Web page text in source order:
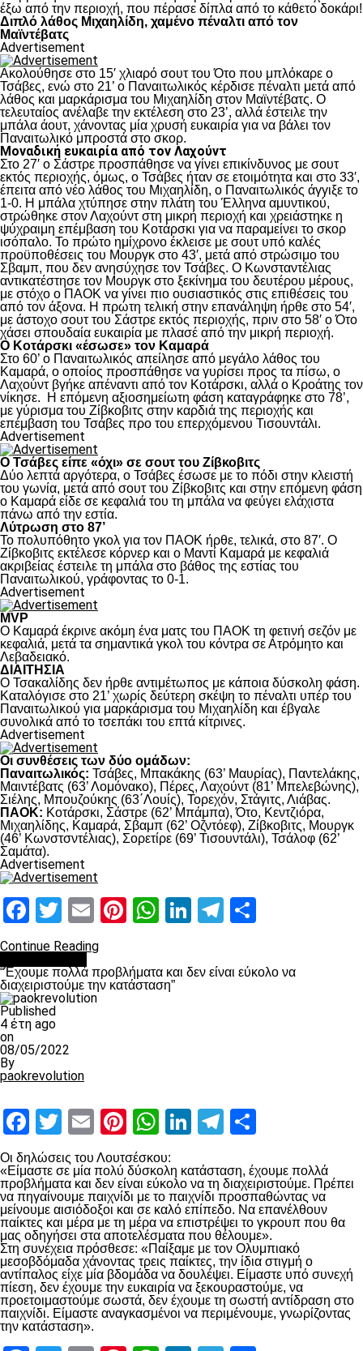
έξω από την περιοχή, που πέρασε δίπλα από το κάθετο δοκάρι!
Διπλό λάθος Μιχαηλίδη, χαμένο πέναλτι από τον
Μαϊντέβατς
Advertisement
Ακολούθησε στο 15′ χλιαρό σουτ του Ότο που μπλόκαρε ο
Τσάβες, ενώ στο 21’ ο Παναιτωλικός κέρδισε πέναλτι μετά από
λάθος και μαρκάρισμα του Μιχαηλίδη στον Μαϊντέβατς. Ο
τελευταίος ανέλαβε την εκτέλεση στο 23’, αλλά έστειλε την
μπάλα άουτ, χάνοντας μία χρυσή ευκαιρία για να βάλει τον
Παναιτωλικό μπροστά στο σκορ.
Μοναδική ευκαιρία από τον Λαχούντ
Στο 27′ ο Σάστρε προσπάθησε να γίνει επικίνδυνος με σουτ
εκτός περιοχής, όμως, ο Τσάβες ήταν σε ετοιμότητα και στο 33′,
έπειτα από νέο λάθος του Μιχαηλίδη, ο Παναιτωλικός άγγιξε το
1-0. Η μπάλα χτύπησε στην πλάτη του Έλληνα αμυντικού,
στρώθηκε στον Λαχούντ στη μικρή περιοχή και χρειάστηκε η
ψύχραιμη επέμβαση του Κοτάρσκι για να παραμείνει το σκορ
ισόπαλο. Το πρώτο ημίχρονο έκλεισε με σουτ υπό καλές
προϋποθέσεις του Μουργκ στο 43′, μετά από στρώσιμο του
Σβαμπ, που δεν ανησύχησε τον Τσάβες. Ο Κωνσταντέλιας
αντικατέστησε τον Μουργκ στο ξεκίνημα του δευτέρου μέρους,
με στόχο ο ΠΑΟΚ να γίνει πιο ουσιαστικός στις επιθέσεις του
από τον άξονα. Η πρώτη τελική στην επανάληψη ήρθε στο 54′,
με άστοχο σουτ του Σάστρε εκτός περιοχής, πριν στο 58′ ο Ότο
χάσει σπουδαία ευκαιρία με πλασέ από την μικρή περιοχή.
Ο Κοτάρσκι «έσωσε» τον Καμαρά
Στο 60’ ο Παναιτωλικός απείλησε από μεγάλο λάθος του
Καμαρά, ο οποίος προσπάθησε να γυρίσει προς τα πίσω, ο
Λαχούντ βγήκε απέναντι από τον Κοτάρσκι, αλλά ο Κροάτης τον
νίκησε. Η επόμενη αξιοσημείωτη φάση καταγράφηκε στο 78’,
με γύρισμα του Ζίβκοβιτς στην καρδιά της περιοχής και
επέμβαση του Τσάβες προ του επερχόμενου Τισουντάλι.
Advertisement
Ο Τσάβες είπε «όχι» σε σουτ του Ζίβκοβιτς
Δύο λεπτά αργότερα, ο Τσάβες έσωσε με το πόδι στην κλειστή
του γωνία, μετά από σουτ του Ζίβκοβιτς και στην επόμενη φάση
ο Καμαρά είδε σε κεφαλιά του τη μπάλα να φεύγει ελάχιστα
πάνω από την εστία.
Λύτρωση στο 87’
Το πολυπόθητο γκολ για τον ΠΑΟΚ ήρθε, τελικά, στο 87′. Ο
Ζίβκοβιτς εκτέλεσε κόρνερ και ο Μαντί Καμαρά με κεφαλιά
ακριβείας έστειλε τη μπάλα στο βάθος της εστίας του
Παναιτωλικού, γράφοντας το 0-1.
Advertisement
MVP
Ο Καμαρά έκρινε ακόμη ένα ματς του ΠΑΟΚ τη φετινή σεζόν με
κεφαλιά, μετά τα σημαντικά γκολ του κόντρα σε Ατρόμητο και
Λεβαδειακό.
ΔΙΑΙΤΗΣΙΑ
Ο Τσακαλίδης δεν ήρθε αντιμέτωπος με κάποια δύσκολη φάση.
Καταλόγισε στο 21’ χωρίς δεύτερη σκέψη το πέναλτι υπέρ του
Παναιτωλικού για μαρκάρισμα του Μιχαηλίδη και έβγαλε
συνολικά από το τσεπάκι του επτά κίτρινες.
Advertisement
Οι συνθέσεις των δύο ομάδων:
Παναιτωλικός: Τσάβες, Μπακάκης (63’ Μαυρίας), Παντελάκης,
Μαιντέβατς (63’ Λομόνακο), Πέρες, Λαχούντ (81’ Μπελεβώνης),
Σιέλης, Μπουζούκης (63΄Λουίς), Τορεχόν, Στάγιτς, Λιάβας.
ΠΑΟΚ: Κοτάρσκι, Σάστρε (62’ Μπάμπα), Ότο, Κεντζιόρα,
Μιχαηλίδης, Καμαρά, Σβαμπ (62’ Οζντόεφ), Ζίβκοβιτς, Μουργκ
(46’ Κωνστσντέλιας), Σορετίρε (69’ Τισουντάλι), Τσάλοφ (62’
Σαμάτα).
Advertisement
Facebook
Twitter
EmailPinterest
WhatsApp
LinkedIn
Telegram
Continue Reading
“Έχουμε πολλά προβλήματα και δεν είναι εύκολο να
διαχειριστούμε την κατάσταση”
Published
4 έτη ago
on
08/05/2022
By
paokrevolution
Facebook
Twitter
EmailPinterest
WhatsApp
LinkedIn
Telegram
Οι δηλώσεις του Λουτσέσκου:
«Είμαστε σε μία πολύ δύσκολη κατάσταση, έχουμε πολλά
προβλήματα και δεν είναι εύκολο να τη διαχειριστούμε. Πρέπει
να πηγαίνουμε παιχνίδι με το παιχνίδι προσπαθώντας να
μείνουμε αισιόδοξοι και σε καλό επίπεδο. Να επανέλθουν
παίκτες και μέρα με τη μέρα να επιστρέψει το γκρουπ που θα
μας οδηγήσει στα αποτελέσματα που θέλουμε».
Στη συνέχεια πρόσθεσε: «Παίξαμε με τον Ολυμπιακό
μεσοβδόμαδα χάνοντας τρεις παίκτες, την ίδια στιγμή ο
αντίπαλος είχε μία βδομάδα να δουλέψει. Είμαστε υπό συνεχή
πίεση, δεν έχουμε την ευκαιρία να ξεκουραστούμε, να
προετοιμαστούμε σωστά, δεν έχουμε τη σωστή αντίδραση στο
παιχνίδι. Είμαστε αναγκασμένοι να περιμένουμε, γνωρίζοντας
την κατάσταση».